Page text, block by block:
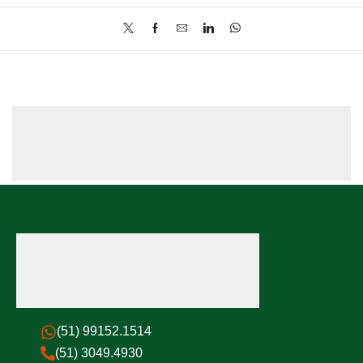
(51) 99152.1514
(51) 3049.4930